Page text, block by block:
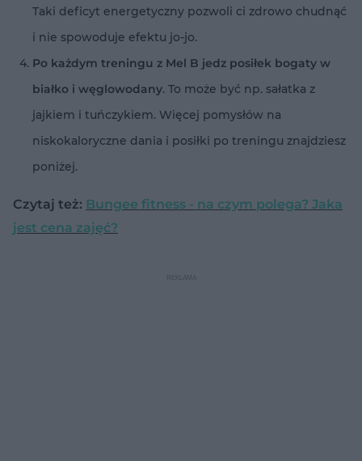
Taki deficyt energetyczny pozwoli ci zdrowo chudnąć
i nie spowoduje efektu jo-jo.
Po każdym treningu z Mel B jedz posiłek bogaty w
białko i węglowodany. To może być np. sałatka z
jajkiem i tuńczykiem. Więcej pomysłów na
niskokaloryczne dania i posiłki po treningu znajdziesz
poniżej.
Czytaj też: Bungee fitness - na czym polega? Jaka
jest cena zajęć?